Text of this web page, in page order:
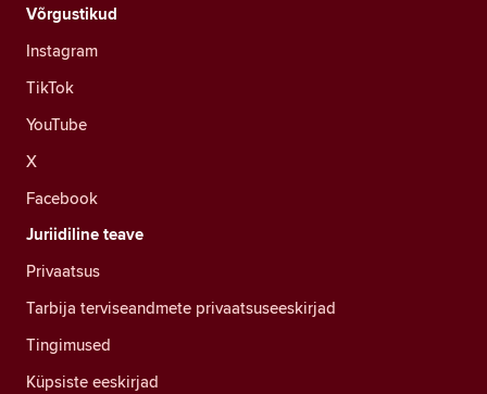
Võrgustikud
Instagram
TikTok
YouTube
X
Facebook
Juriidiline teave
Privaatsus
Tarbija terviseandmete privaatsuseeskirjad
Tingimused
Küpsiste eeskirjad